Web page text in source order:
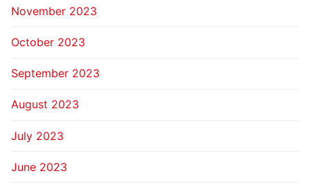
November 2023
October 2023
September 2023
August 2023
July 2023
June 2023